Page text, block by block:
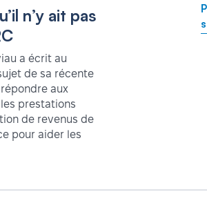
n’y ait pas
a écrit au
de sa récente
aux
prestations
de revenus de
pour aider les